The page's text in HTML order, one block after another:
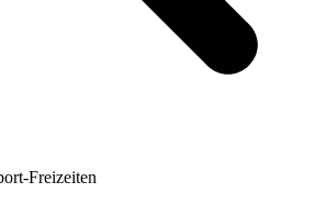
Freizeiten